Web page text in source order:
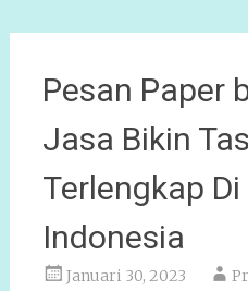
Pesan Paper
Jasa Bikin
Terlengkap
Indonesia
Januari 30, 2023